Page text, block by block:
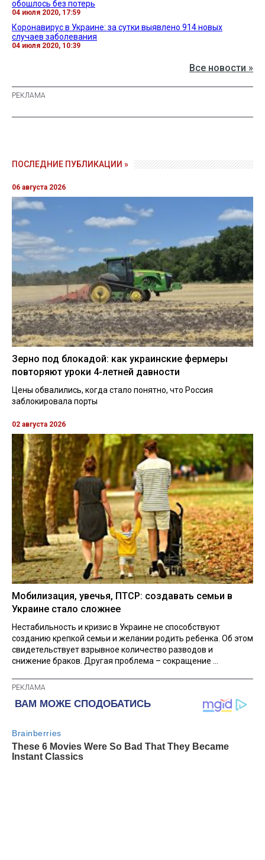
обошлось без потерь
04 июля 2020, 17:59
Коронавирус в Украине: за сутки выявлено 914 новых
случаев заболевания
04 июля 2020, 10:39
Все новости »
ПОСЛЕДНИЕ ПУБЛИКАЦИИ »
06 августа 2026
Зерно под блокадой: как украинские фермеры
повторяют уроки 4-летней давности
Цены обвалились, когда стало понятно, что Россия
заблокировала порты
02 августа 2026
Мобилизация, увечья, ПТСР: создавать семьи в
Украине стало сложнее
Нестабильность и кризис в Украине не способствуют
созданию крепкой семьи и желании родить ребенка. Об этом
свидетельствует взрывное количество разводов и
снижение браков. Другая проблема – сокращение ...